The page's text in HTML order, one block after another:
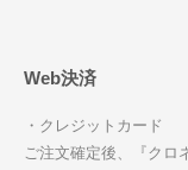
Web決済
・クレジットカード
ご注文確定後、『クロ